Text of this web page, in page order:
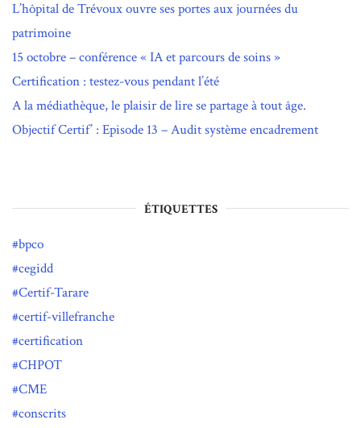
L’hôpital de Trévoux ouvre ses portes aux journées du
patrimoine
15 octobre – conférence « IA et parcours de soins »
Certification : testez-vous pendant l’été
A la médiathèque, le plaisir de lire se partage à tout âge.
Objectif Certif’ : Episode 13 – Audit système encadrement
ÉTIQUETTES
bpco
cegidd
Certif-Tarare
certif-villefranche
certification
CHPOT
CME
conscrits